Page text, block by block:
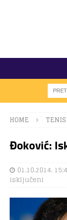
HOME TENIS
Đoković:
01.10.2014.
isključeni